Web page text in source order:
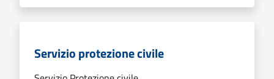
Servizio protezione civile